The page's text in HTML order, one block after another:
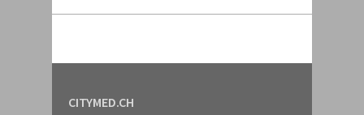
CITYMED.CH